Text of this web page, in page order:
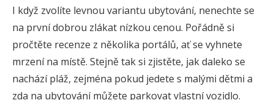
I když zvolíte levnou variantu ubytování, nenechte se
na první dobrou zlákat nízkou cenou. Pořádně si
pročtěte recenze z několika portálů, ať se vyhnete
mrzení na místě. Stejně tak si zjistěte, jak daleko se
nachází pláž, zejména pokud jedete s malými dětmi a
zda na ubytování můžete parkovat vlastní vozidlo.